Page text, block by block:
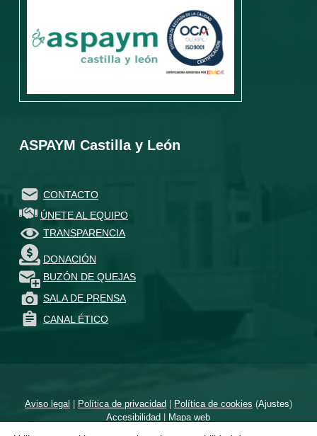
ASPAYM Castilla y León
CONTACTO
ÚNETE AL EQUIPO
TRANSPARENCIA
DONACIÓN
BUZÓN DE QUEJAS
SALA DE PRENSA
CANAL ÉTICO
Aviso legal | Política de privacidad| Política de cookies (Ajustes)
Accesibilidad | Mapa web